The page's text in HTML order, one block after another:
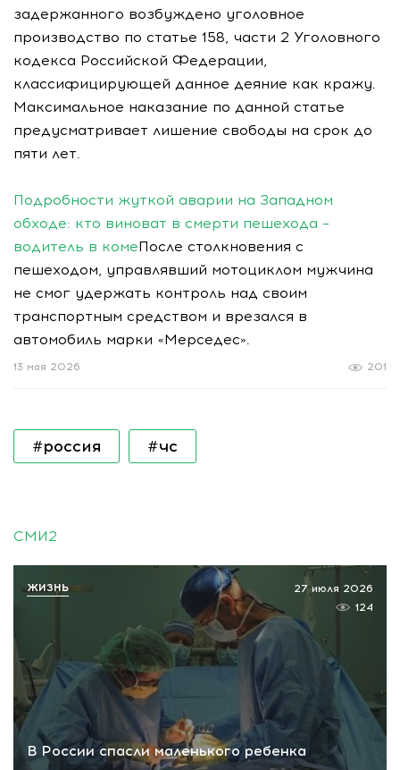
задержанного возбуждено уголовное
производство по статье 158, части 2 Уголовного
кодекса Российской Федерации,
классифицирующей данное деяние как кражу.
Максимальное наказание по данной статье
предусматривает лишение свободы на срок до
пяти лет.
Подробности жуткой аварии на Западном
обходе: кто виноват в смерти пешехода –
водитель в комеПосле столкновения с
пешеходом, управлявший мотоциклом мужчина
не смог удержать контроль над своим
транспортным средством и врезался в
автомобиль марки «Мерседес».
201
13 мая 2026
#россия #чс
СМИ2
В России спасли маленького ребенка
27 июля 2026
124
ЖИЗНЬ